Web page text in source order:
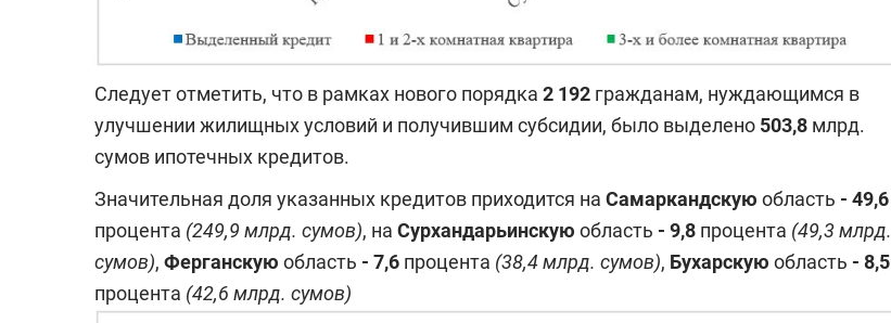
Следует отметить, что в рамках нового порядка 2 192 гражданам, нуждающимся в
улучшении жилищных условий и получившим субсидии, было выделено 503,8 млрд.
сумов ипотечных кредитов.
Значительная доля указанных кредитов приходится на Самаркандскую область - 49,6
процента (249,9 млрд. сумов), на Сурхандарьинскую область - 9,8 процента (49,3 млрд.
сумов), Ферганскую область - 7,6 процента (38,4 млрд. сумов), Бухарскую область - 8,5
процента (42,6 млрд. сумов)